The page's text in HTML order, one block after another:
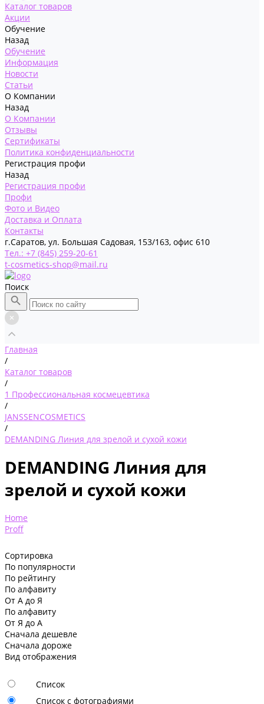
Каталог товаров
Акции
Обучение
Назад
Обучение
Информация
Новости
Статьи
О Компании
Назад
О Компании
Отзывы
Сертификаты
Политика конфиденциальности
Регистрация профи
Назад
Регистрация профи
Профи
Фото и Видео
Доставка и Оплата
Контакты
г.Саратов, ул. Большая Садовая, 153/163, офис 610
Тел.: +7 (845) 259-20-61
t-cosmetics-shop@mail.ru
Поиск
Главная
/
Каталог товаров
/
1 Профессиональная космецевтика
/
JANSSENCOSMETICS
/
DEMANDING Линия для зрелой и сухой кожи
DEMANDING Линия для
зрелой и сухой кожи
Home
Proff
Сортировка
По популярности
По рейтингу
По алфавиту
От А до Я
По алфавиту
От Я до А
Сначала дешевле
Сначала дороже
Вид отображения
Список
Список с фотографиями